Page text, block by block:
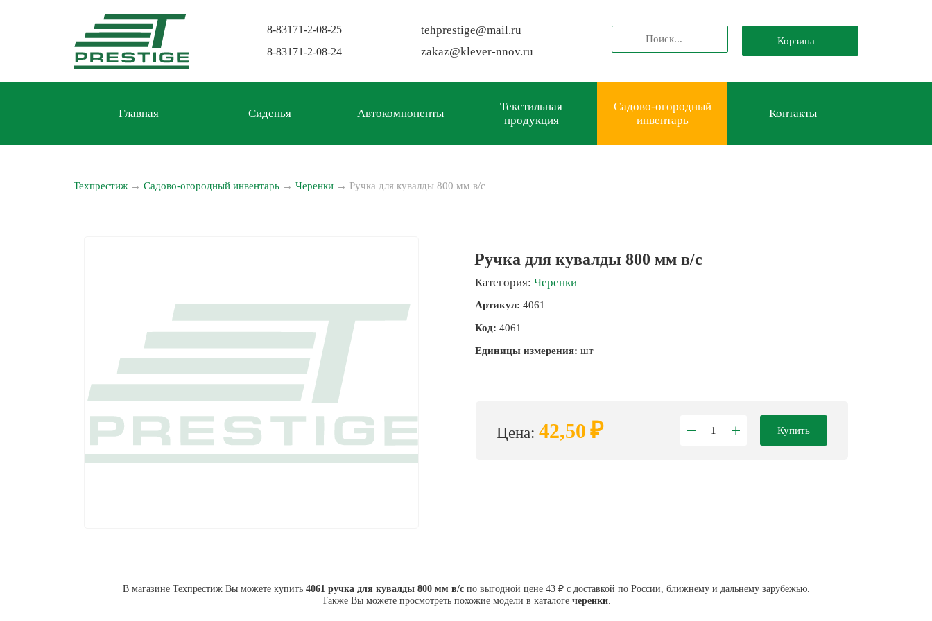
8-83171-2-08-25
8-83171-2-08-24
tehprestige@mail.ru
zakaz@klever-nnov.ru
Корзина
Главная Сиденья Автокомпоненты
Текстильная
продукция
Садово-огородный
инвентарь
Контакты
Техпрестиж → Садово-огородный инвентарь → Черенки → Ручка для кувалды 800 мм в/с
Ручка для кувалды 800 мм в/с
Категория: Черенки
Артикул: 4061
Код: 4061
Единицы измерения: шт
Цена: 42,50 ₽ Купить
В магазине Техпрестиж Вы можете купить 4061 ручка для кувалды 800 мм в/спо выгодной цене 43 ₽ с доставкой по России, ближнему и дальнему зарубежью.
Также Вы можете просмотреть похожие модели в каталоге черенки.